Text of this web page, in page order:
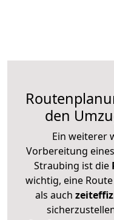
den
Ein weiterer
Vorbereitung
Straubing ist die
wichtig, eine
als auch